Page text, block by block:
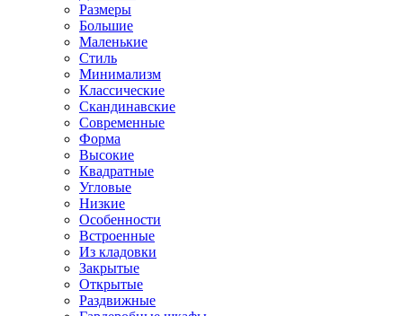
Размеры
Большие
Маленькие
Стиль
Минимализм
Классические
Скандинавские
Современные
Форма
Высокие
Квадратные
Угловые
Низкие
Особенности
Встроенные
Из кладовки
Закрытые
Открытые
Раздвижные